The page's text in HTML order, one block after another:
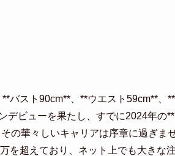
バスト90cm**、**ウエスト59cm**、**
デビューを果たし、すでに2024年の**
の華々しいキャリアは序章に過ぎま
を超えており、ネット上でも大きな